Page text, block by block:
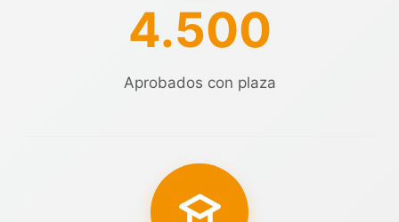
4.500
Aprobados con plaza